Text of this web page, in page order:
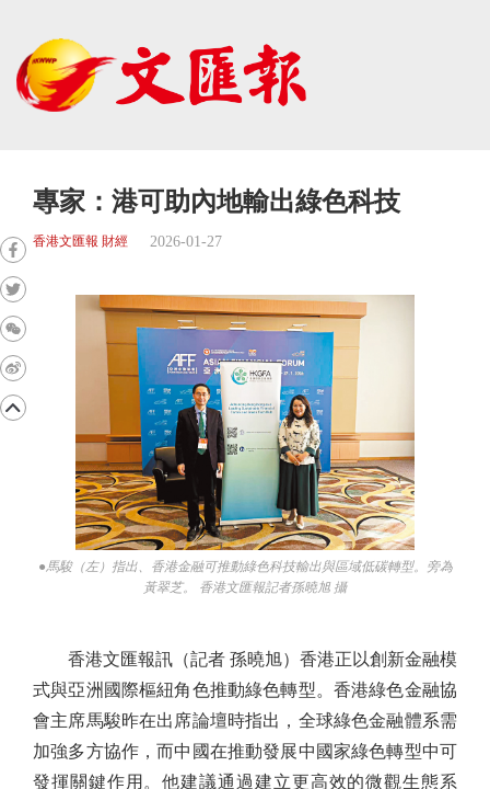
專家：港可助內地輸出綠色科技
香港文匯報 財經 2026-01-27
●馬駿（左）指出、香港金融可推動綠色科技輸出與區域低碳轉型。旁為
黃翠芝。 香港文匯報記者孫曉旭 攝
香港文匯報訊（記者 孫曉旭）香港正以創新金融模
式與亞洲國際樞紐角色推動綠色轉型。香港綠色金融協
會主席馬駿昨在出席論壇時指出，全球綠色金融體系需
加強多方協作，而中國在推動發展中國家綠色轉型中可
發揮關鍵作用。他建議通過建立更高效的微觀生態系